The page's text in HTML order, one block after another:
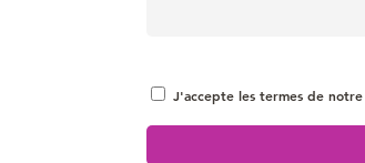
J'accepte les termes de